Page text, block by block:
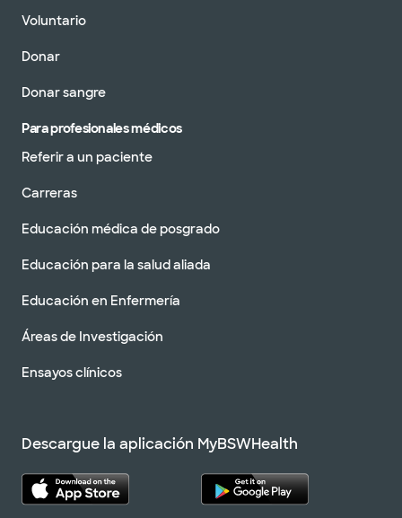
Voluntario
Donar
Donar sangre
Para profesionales médicos
Referir a un paciente
Carreras
Educación médica de posgrado
Educación para la salud aliada
Educación en Enfermería
Áreas de Investigación
Ensayos clínicos
Descargue la aplicación MyBSWHealth